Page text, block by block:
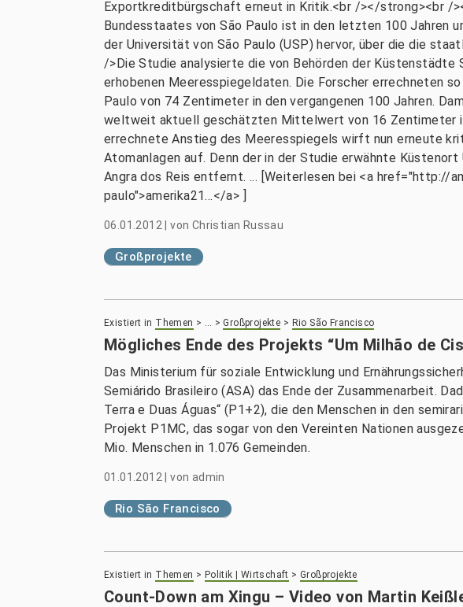
Exportkreditbürgschaft erneut in Kritik.<br /></strong><br /
Bundesstaates von São Paulo ist in den letzten 100 Jahren
der Universität von São Paulo (USP) hervor, über die die
/>Die Studie analysierte die von Behörden der Küstenstädte
erhobenen Meeresspiegeldaten. Die Forscher errechneten
Paulo von 74 Zentimeter in den vergangenen 100 Jahren.
weltweit aktuell geschätzten Mittelwert von 16 Zentimeter
errechnete Anstieg des Meeresspiegels wirft nun erneute
Atomanlagen auf. Denn der in der Studie erwähnte
Angra dos Reis entfernt. ... [Weiterlesen bei <a
paulo">amerika21...</a> ]
06.01.2012 |von Christian Russau
Großprojekte
Existiert in Themen > … >Großprojekte > Rio São Francisco
Mögliches Ende des Projekts “Um Milhão de
Das Ministerium für soziale Entwicklung und
Semiárido Brasileiro (ASA) das Ende der Zusammenarbeit.
Terra e Duas Águas“ (P1+2), die den Menschen in den
Projekt P1MC, das sogar von den Vereinten Nationen
Mio. Menschen in 1.076 Gemeinden.
01.01.2012 |von admin
Rio São Francisco
Existiert in Themen > Politik | Wirtschaft >Großprojekte
Count-Down am Xingu – Video von Martin